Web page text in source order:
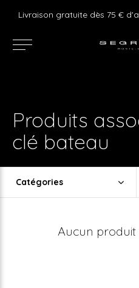
Produits
clé bateau
Catégories
Aucun